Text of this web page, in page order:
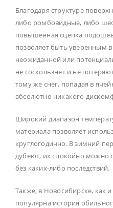
Благодаря структуре
либо ромбовидные, либо
повышенная сцепка
позволяет быть уверенным
неожиданной или
не соскользнет и не
тому же снег, попадая в
абсолютно никакого
Широкий диапазон
материала позволяет
круглогодично. В зимний
дубеют, их спокойно можно
без каких-либо последствий.
Также, в Новосибирске, как
популярна история